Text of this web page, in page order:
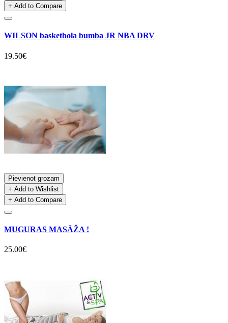
+ Add to Compare
WILSON basketbola bumba JR NBA DRV
19.50€
Pievienot grozam
+ Add to Wishlist
+ Add to Compare
MUGURAS MASĀŽA !
25.00€